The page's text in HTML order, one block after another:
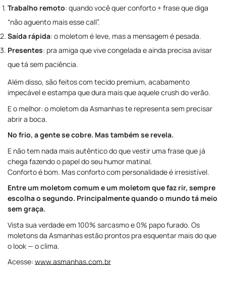
Trabalho remoto: quando você quer conforto + frase que diga
“não aguento mais esse call”.
Saída rápida: o moletom é leve, mas a mensagem é pesada.
Presentes: pra amiga que vive congelada e ainda precisa avisar
que tá sem paciência.
Além disso, são feitos com tecido premium, acabamento
impecável e estampa que dura mais que aquele crush do verão.
E o melhor: o moletom da Asmanhas te representa sem precisar
abrir a boca.
No frio, a gente se cobre. Mas também se revela.
E não tem nada mais autêntico do que vestir uma frase que já
chega fazendo o papel do seu humor matinal.
Conforto é bom. Mas conforto com personalidade é irresistível.
Entre um moletom comum e um moletom que faz rir, sempre
escolha o segundo. Principalmente quando o mundo tá meio
sem graça.
Vista sua verdade em 100% sarcasmo e 0% papo furado. Os
moletons da Asmanhas estão prontos pra esquentar mais do que
o look — o clima.
Acesse: www.asmanhas.com.br